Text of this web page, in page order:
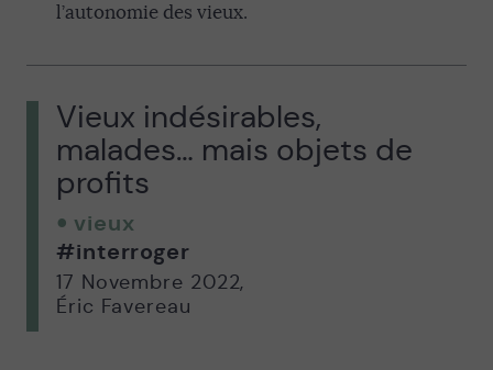
l’autonomie des vieux.
Vieux indésirables,
malades… mais objets de
profits
vieux
#interroger
17 Novembre 2022,
Éric Favereau